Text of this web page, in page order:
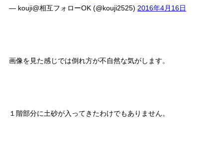
— kouji@相互フォローOK (@kouji2525) 2016年4月16日
画像を見た感じでは倒れ方が不自然な気がします。
１階部分に土砂が入ってきたわけでもありません。